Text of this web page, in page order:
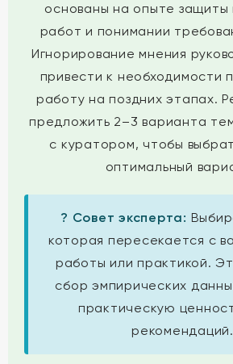
основаны на опыте
работ и понимании
Игнорирование мнения
привести к необходимости
работу на поздних этапах.
предложить 2–3 варианта
с куратором, чтобы
оптимальный
? Совет эксперта:
которая пересекается с
работы или практикой.
сбор эмпирических
практическую
рекомендаций.